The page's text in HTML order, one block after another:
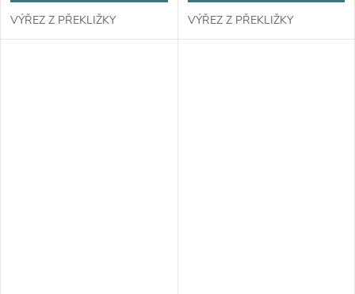
VÝŘEZ Z PŘEKLIŽKY VÝŘEZ Z PŘEKLIŽKY